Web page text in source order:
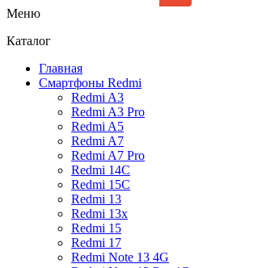
Меню
Каталог
Главная
Смартфоны Redmi
Redmi A3
Redmi A3 Pro
Redmi A5
Redmi A7
Redmi A7 Pro
Redmi 14C
Redmi 15C
Redmi 13
Redmi 13x
Redmi 15
Redmi 17
Redmi Note 13 4G